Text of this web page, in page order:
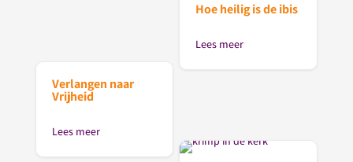
Hoe heilig is de ibis
Lees meer
Verlangen naar
Vrijheid
Lees meer